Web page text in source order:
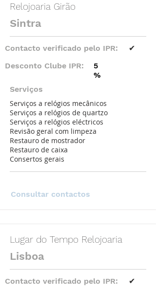
Relojoaria Girão
Sintra
Contacto verificado pelo IPR:
✔
Desconto Clube IPR:
5
%
Serviços
Serviços a relógios mecânicos
Serviços a relógios de quartzo
Serviços a relógios eléctricos
Revisão geral com limpeza
Restauro de mostrador
Restauro de caixa
Consertos gerais
Consultar contactos
Lugar do Tempo Relojoaria
Lisboa
Contacto verificado pelo IPR:
✔